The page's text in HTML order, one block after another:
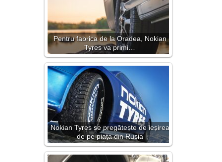
Pentru fabrica de la Oradea, Nokian
Tyres va primi…
Nokian Tyres se pregătește de ieșirea
de pe piața din Rusia